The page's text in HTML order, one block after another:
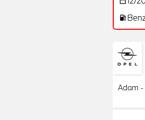
local_gas_station
Usato
Adam -